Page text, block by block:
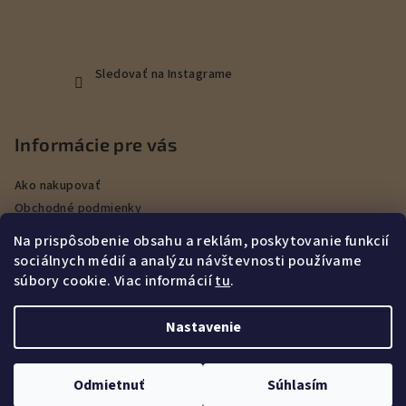
Na prispôsobenie obsahu a reklám, poskytovanie funkcií
sociálnych médií a analýzu návštevnosti používame
súbory cookie. Viac informáciítu.
Nastavenie
Odmietnuť Súhlasím
Sledovať na Instagrame
Informácie pre vás
Ako nakupovať
Obchodné podmienky
Podmienky ochrany osobných údajov
Veľkoobchod
Kontakty
Upraviť nastavenie cookies